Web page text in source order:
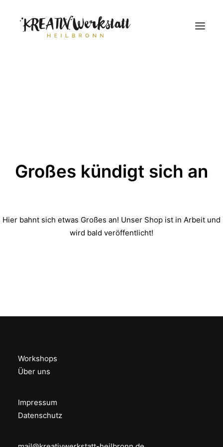
Großes kündigt sich an
Hier bahnt sich etwas Großes an! Unser Shop ist in Arbeit und
wird bald veröffentlicht!
Workshops
Über uns
Impressum
Datenschutz